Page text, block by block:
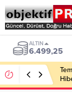
ALTIN
6.499,25